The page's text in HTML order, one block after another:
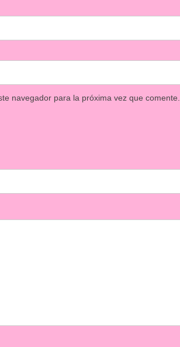
navegador para la próxima vez que comente.